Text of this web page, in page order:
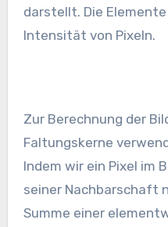
darstellt. Die
Intensität von Pixeln.
Zur Berechnung der
Faltungskerne
Indem wir ein Pixel im
seiner Nachbarschaft
Summe einer